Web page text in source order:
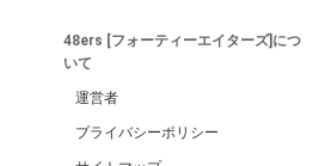
48ers [フォーティーエイターズ]につ
いて
運営者
プライバシーポリシー